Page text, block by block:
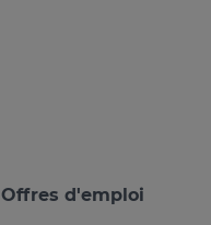
Offres d'emploi